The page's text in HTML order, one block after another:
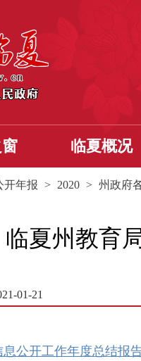
临夏概况
开年报 > 2020 > 州政府
临夏州教育
01-21
公开工作年度总结报